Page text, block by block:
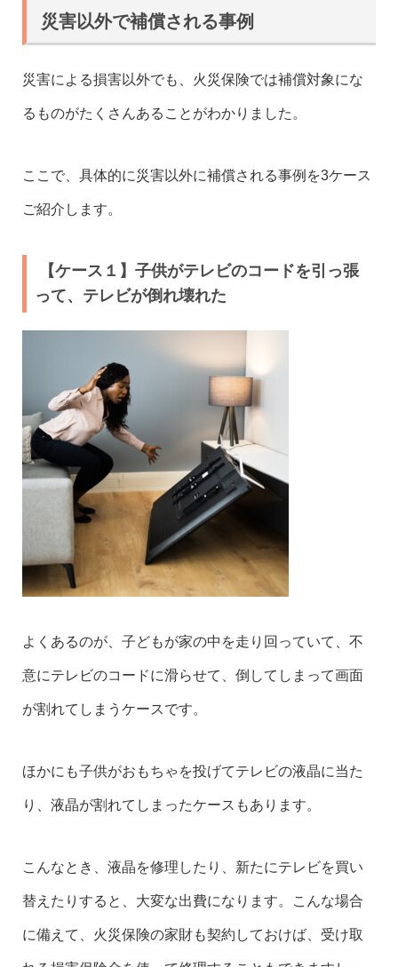
災害以外で補償される事例
災害による損害以外でも、火災保険では補償対象にな
るものがたくさんあることがわかりました。
ここで、具体的に災害以外に補償される事例を3ケース
ご紹介します。
【ケース１】子供がテレビのコードを引っ張
って、テレビが倒れ壊れた
よくあるのが、子どもが家の中を走り回っていて、不
意にテレビのコードに滑らせて、倒してしまって画面
が割れてしまうケースです。
ほかにも子供がおもちゃを投げてテレビの液晶に当た
り、液晶が割れてしまったケースもあります。
こんなとき、液晶を修理したり、新たにテレビを買い
替えたりすると、大変な出費になります。こんな場合
に備えて、火災保険の家財も契約しておけば、受け取